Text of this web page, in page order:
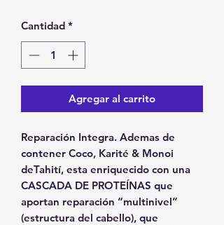
Cantidad *
Agregar al carrito
Reparación Integra. Ademas de
contener Coco, Karité & Monoi
deTahití, esta enriquecido con una
CASCADA DE PROTEÍNAS que
aportan reparación “multinivel”
(estructura del cabello), que